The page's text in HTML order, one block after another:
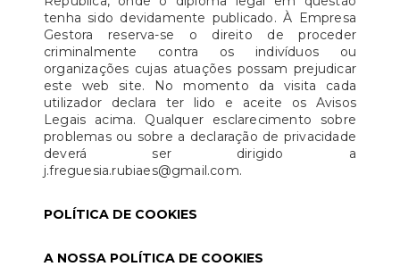
tenha sido devidamente publicado. À Empresa
Gestora reserva-se o direito de proceder
criminalmente contra os indivíduos ou
organizações cujas atuações possam prejudicar
este web site. No momento da visita cada
utilizador declara ter lido e aceite os Avisos
Legais acima. Qualquer esclarecimento sobre
problemas ou sobre a declaração de privacidade
deverá ser dirigido a
j.freguesia.rubiaes@gmail.com.
POLÍTICA DE COOKIES
A NOSSA POLÍTICA DE COOKIES